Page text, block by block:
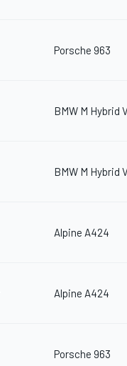
Porsche 963
BMW M Hybrid
BMW M Hybrid
Alpine A424
Alpine A424
Porsche 963